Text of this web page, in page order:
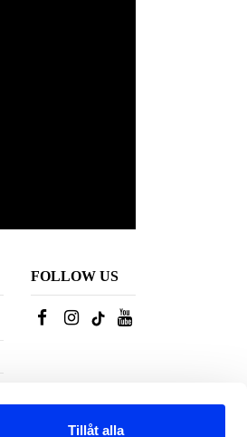
Tillåt alla
FOLLOW US